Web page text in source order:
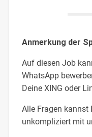
Anmerkung der
Auf diesen Job
WhatsApp
Deine XING oder
Alle Fragen kannst
unkompliziert mit